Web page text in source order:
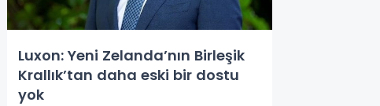
Luxon: Yeni Zelanda’nın Birleşik
Krallık’tan daha eski bir dostu
yok